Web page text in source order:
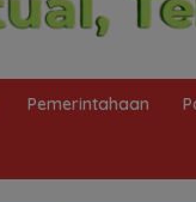
Pemerintahaan